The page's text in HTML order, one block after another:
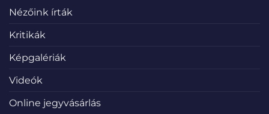
Nézőink írták
Kritikák
Képgalériák
Videók
Online jegyvásárlás